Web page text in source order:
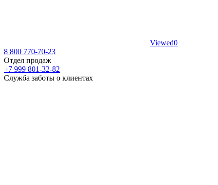
Viewed0
8 800 770-70-23
Отдел продаж
+7 999 801-32-82
Служба заботы о клиентах